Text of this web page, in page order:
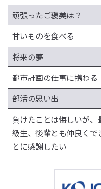
頑張ったご褒美は？
甘いものを食べる
将来の夢
都市計画の仕事に携わる
部活の思い出
負けたことは悔しいが
級生、後輩とも仲良く
とに感謝したい